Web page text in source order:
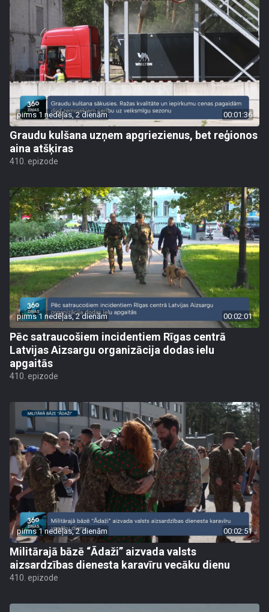
pirms 1 nedēļas, 2 dienām 00:01:36
Graudu kulšana uzņem apgriezienus, bet reģionos
aina atšķiras
410. epizode
pirms 1 nedēļas, 2 dienām 00:02:01
Pēc satraucošiem incidentiem Rīgas centrā
Latvijas Aizsargu organizācija dodas ielu
apgaitās
410. epizode
pirms 1 nedēļas, 2 dienām 00:02:51
Militārajā bāzē “Ādaži” aizvada valsts
aizsardzības dienesta karavīru vecāku dienu
410. epizode